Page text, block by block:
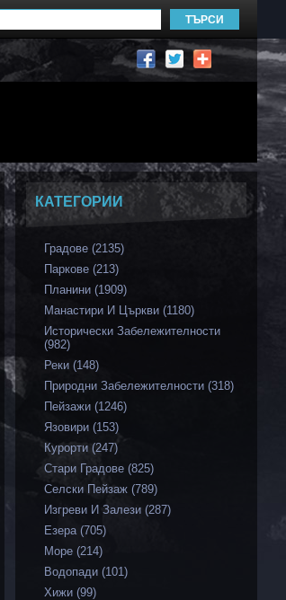
КАТЕГОРИИ
Градове (2135)
Паркове (213)
Планини (1909)
Манастири И Църкви (1180)
Исторически Забележителности
(982)
Реки (148)
Природни Забележителности (318)
Пейзажи (1246)
Язовири (153)
Курорти (247)
Стари Градове (825)
Селски Пейзаж (789)
Изгреви И Залези (287)
Езера (705)
Море (214)
Водопади (101)
Хижи (99)